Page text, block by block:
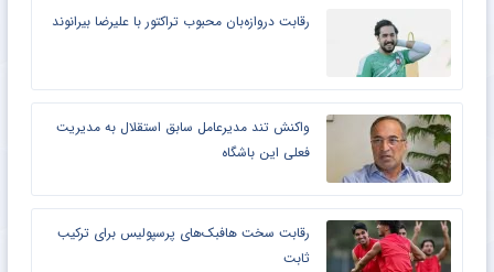
رقابت دروازه‌بان محبوب تراکتور با علیرضا بیرانوند
واکنش تند مدیرعامل سابق استقلال به مدیریت
فعلی این باشگاه
رقابت سخت هافبک‌های پرسپولیس برای ترکیب
ثابت